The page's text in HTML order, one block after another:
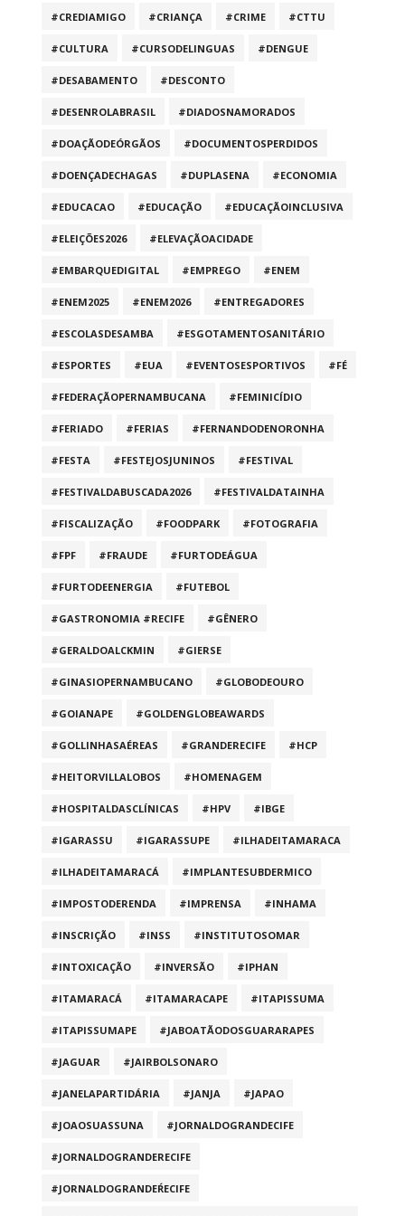
#CREDIAMIGO #CRIANÇA #CRIME #CTTU
#CULTURA #CURSODELINGUAS #DENGUE
#DESABAMENTO #DESCONTO
#DESENROLABRASIL #DIADOSNAMORADOS
#DOAÇÃODEÓRGÃOS #DOCUMENTOSPERDIDOS
#DOENÇADECHAGAS #DUPLASENA #ECONOMIA
#EDUCACAO #EDUCAÇÃO #EDUCAÇÃOINCLUSIVA
#ELEIÇÕES2026 #ELEVAÇÃOACIDADE
#EMBARQUEDIGITAL #EMPREGO #ENEM
#ENEM2025 #ENEM2026 #ENTREGADORES
#ESCOLASDESAMBA #ESGOTAMENTOSANITÁRIO
#ESPORTES #EUA #EVENTOSESPORTIVOS #FÉ
#FEDERAÇÃOPERNAMBUCANA #FEMINICÍDIO
#FERIADO #FERIAS #FERNANDODENORONHA
#FESTA #FESTEJOSJUNINOS #FESTIVAL
#FESTIVALDABUSCADA2026 #FESTIVALDATAINHA
#FISCALIZAÇÃO #FOODPARK #FOTOGRAFIA
#FPF #FRAUDE #FURTODEÁGUA
#FURTODEENERGIA #FUTEBOL
#GASTRONOMIA #RECIFE #GÊNERO
#GERALDOALCKMIN #GIERSE
#GINASIOPERNAMBUCANO #GLOBODEOURO
#GOIANAPE #GOLDENGLOBEAWARDS
#GOLLINHASAÉREAS #GRANDERECIFE #HCP
#HEITORVILLALOBOS #HOMENAGEM
#HOSPITALDASCLÍNICAS #HPV #IBGE
#IGARASSU #IGARASSUPE #ILHADEITAMARACA
#ILHADEITAMARACÁ #IMPLANTESUBDERMICO
#IMPOSTODERENDA #IMPRENSA #INHAMA
#INSCRIÇÃO #INSS #INSTITUTOSOMAR
#INTOXICAÇÃO #INVERSÃO #IPHAN
#ITAMARACÁ #ITAMARACAPE #ITAPISSUMA
#ITAPISSUMAPE #JABOATÃODOSGUARARAPES
#JAGUAR #JAIRBOLSONARO
#JANELAPARTIDÁRIA #JANJA #JAPAO
#JOAOSUASSUNA #JORNALDOGRANDECIFE
#JORNALDOGRANDERECIFE
#JORNALDOGRANDEŔECIFE